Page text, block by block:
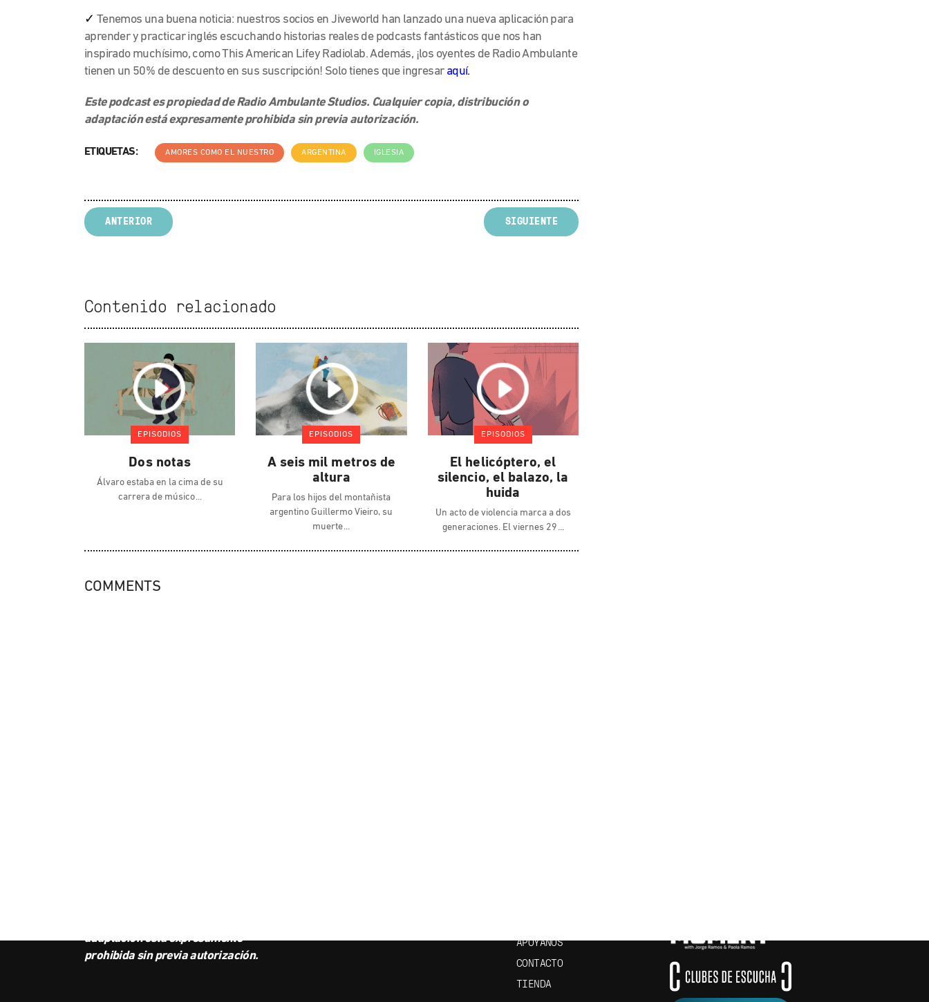
✓ Tenemos una buena noticia: nuestros socios en Jiveworld han lanzado una nueva aplicación para
aprender y practicar inglés escuchando historias reales de podcasts fantásticos que nos han
inspirado muchísimo, como This American Lifey Radiolab. Además, ¡los oyentes de Radio Ambulante
tienen un 50% de descuento en sus suscripción! Solo tienes que ingresar aquí.
Este podcast es propiedad de Radio Ambulante Studios. Cualquier copia, distribución o
adaptación está expresamente prohibida sin previa autorización.
ETIQUETAS: AMORES COMO EL NUESTRO ARGENTINA IGLESIA
ANTERIOR SIGUIENTE
Contenido relacionado
EPISODIOS
Dos notas
Álvaro estaba en la cima de su
carrera de músico
EPISODIOS
A seis mil metros de
altura
Para los hijos del montañista
argentino Guillermo Vieiro, su
muerte
EPISODIOS
El helicóptero, el
silencio, el balazo, la
huida
Un acto de violencia marca a dos
generaciones. El viernes 29
COMMENTS
adaptación está expresamente
prohibida sin previa autorización.
APÓYANOS
CONTACTO
TIENDA